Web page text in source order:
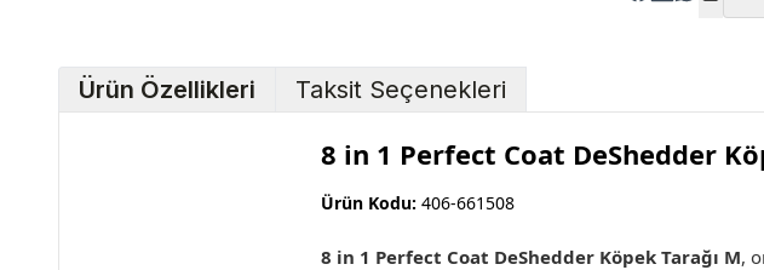
Ürün Özellikleri Taksit Seçenekleri
8 in 1 Perfect Coat DeShedder
Ürün Kodu: 406-661508
8 in 1 Perfect Coat DeShedder Köpek Tarağı M,